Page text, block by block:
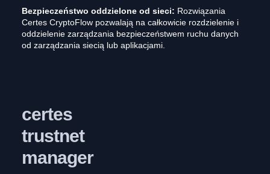
Bezpieczeństwo oddzielone od sieci: Rozwiązania
Certes CryptoFlow pozwalają na całkowicie rozdzielenie i
oddzielenie zarządzania bezpieczeństwem ruchu danych
od zarządzania siecią lub aplikacjami.
certes
trustnet
manager